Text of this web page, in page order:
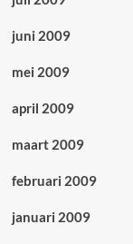
juni 2009
mei 2009
april 2009
maart 2009
februari 2009
januari 2009